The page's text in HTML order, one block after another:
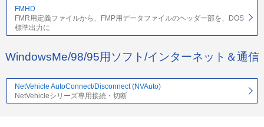
FMHD
FMR用定義ファイルから、FMP用データファイルのヘッダー部を、DOS
標準出力に
WindowsMe/98/95用ソフト/インターネット＆通信
NetVehicle AutoConnect/Disconnect (NVAuto)
NetVehicleシリーズ専用接続・切断